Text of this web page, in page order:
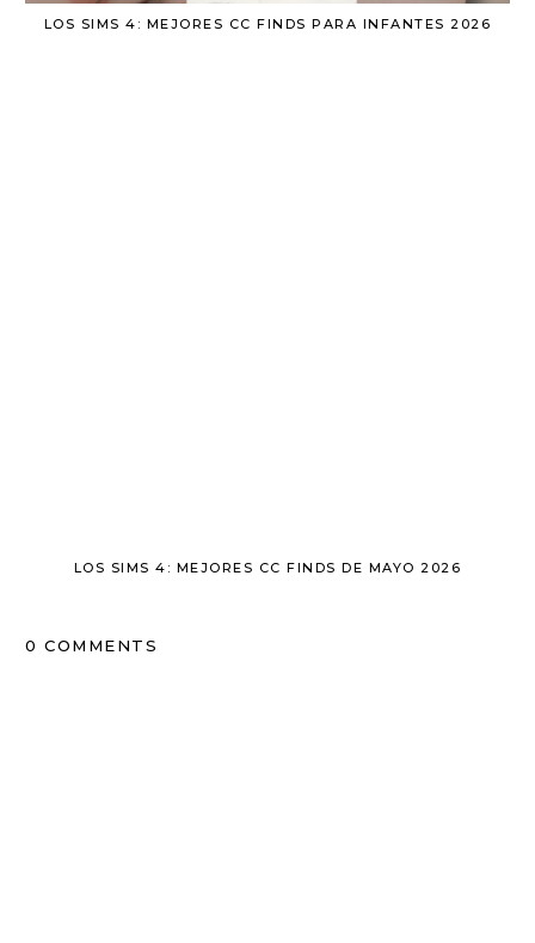
LOS SIMS 4: MEJORES CC FINDS PARA INFANTES 2026
LOS SIMS 4: MEJORES CC FINDS DE MAYO 2026
0 COMMENTS